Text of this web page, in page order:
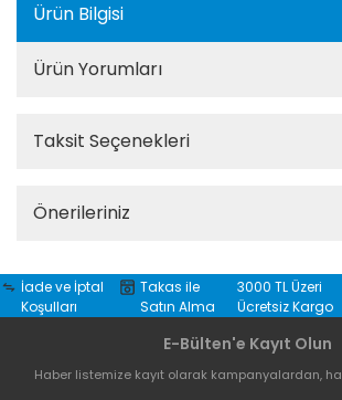
Ürün Bilgisi
Ürün Yorumları
Taksit Seçenekleri
Önerileriniz
İade ve İptal
Koşulları
Takas ile
Satın Alma
3000 TL Üzeri
Ücretsiz Kargo
E-Bülten'e Kayıt Olun
Haber listemize kayıt olarak kampanyalardan,